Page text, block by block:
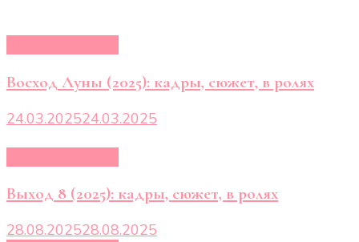
Восход Луны (2025): кадры, сюжет, в ролях
24.03.202524.03.2025
Выход 8 (2025): кадры, сюжет, в ролях
28.08.202528.08.2025